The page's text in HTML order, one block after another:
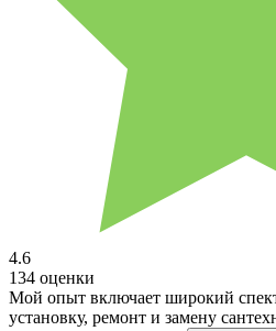
4.6
134 оценки
Мой опыт включает широкий
установку, ремонт и замену